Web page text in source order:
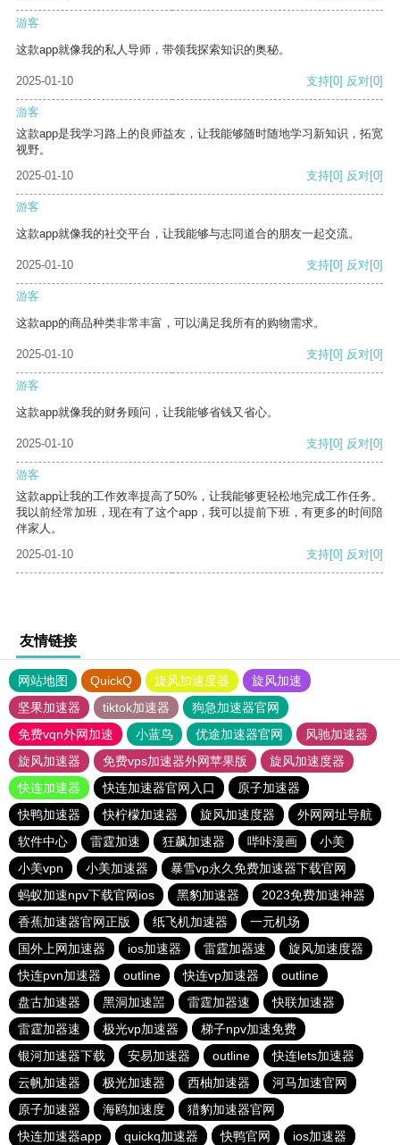
游客
这款app就像我的私人导师，带领我探索知识的奥秘。
2025-01-10 支持[0] 反对[0]
游客
这款app是我学习路上的良师益友，让我能够随时随地学习新知识，拓宽
视野。
2025-01-10
支持[0] 反对[0]
游客
这款app就像我的社交平台，让我能够与志同道合的朋友一起交流。
2025-01-10 支持[0] 反对[0]
游客
这款app的商品种类非常丰富，可以满足我所有的购物需求。
2025-01-10 支持[0] 反对[0]
游客
这款app就像我的财务顾问，让我能够省钱又省心。
2025-01-10 支持[0] 反对[0]
游客
这款app让我的工作效率提高了50%，让我能够更轻松地完成工作任务。
我以前经常加班，现在有了这个app，我可以提前下班，有更多的时间陪
伴家人。
2025-01-10
支持[0] 反对[0]
友情链接
网站地图 QuickQ 旋风加速度器
旋风加速
坚果加速器
tiktok加速器
狗急加速器官网
免费vqn外网加速
小蓝鸟 优途加速器官网
风驰加速器
旋风加速器
免费vps加速器外网苹果版
旋风加速度器
快连加速器
快连加速器官网入口
原子加速器
快鸭加速器
快柠檬加速器 旋风加速度器
外网网址导航
软件中心
雷霆加速 狂飙加速器 哔咔漫画
小美
小美vpn
小美加速器
暴雪vp永久免费加速器下载官网
蚂蚁加速npv下载官网ios
黑豹加速器
2023免费加速神器
香蕉加速器官网正版
纸飞机加速器
一元机场
国外上网加速器
ios加速器 雷霆加器速
旋风加速度器
快连pvn加速器
outline 快连vp加速器
outline
盘古加速器
黑洞加速噐 雷霆加器速
快联加速器
雷霆加器速
极光vp加速器
梯子npv加速免费
银河加速器下载
安易加速器 outline
快连lets加速器
云帆加速器
极光加速器 西柚加速器
河马加速官网
原子加速器
海鸥加速度
猎豹加速器官网
快连加速器app
quickq加速器 快鸭官网 ios加速器